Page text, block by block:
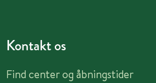
Kontakt os
Find center og åbningstider